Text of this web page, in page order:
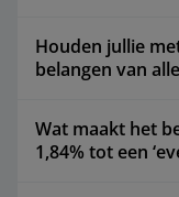
Houden jullie
belangen van
Wat maakt het
1,84% tot een